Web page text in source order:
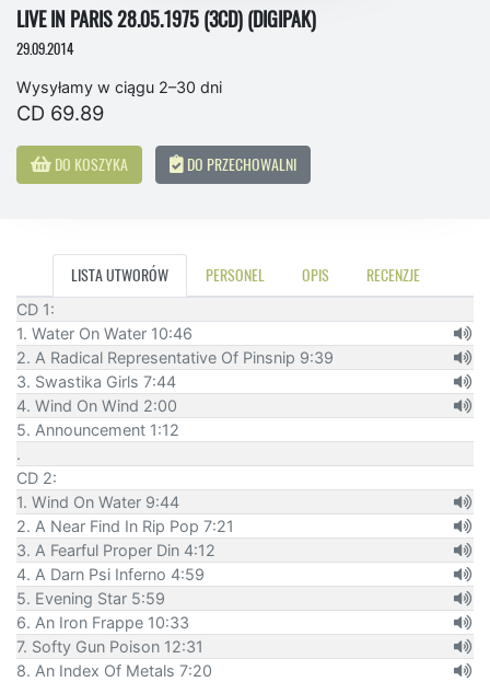
LIVE IN PARIS 28.05.1975 (3CD) (DIGIPAK)
29.09.2014
Wysyłamy w ciągu 2–30 dni
CD 69.89
DO KOSZYKA DO PRZECHOWALNI
LISTA UTWORÓW PERSONEL OPIS RECENZJE
CD 1:
1. Water On Water 10:46
2. A Radical Representative Of Pinsnip 9:39
3. Swastika Girls 7:44
4. Wind On Wind 2:00
5. Announcement 1:12
.
CD 2:
1. Wind On Water 9:44
2. A Near Find In Rip Pop 7:21
3. A Fearful Proper Din 4:12
4. A Darn Psi Inferno 4:59
5. Evening Star 5:59
6. An Iron Frappe 10:33
7. Softy Gun Poison 12:31
8. An Index Of Metals 7:20